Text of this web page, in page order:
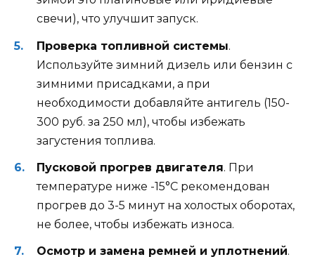
свечи), что улучшит запуск.
Проверка топливной системы.
Используйте зимний дизель или бензин с
зимними присадками, а при
необходимости добавляйте антигель (150-
300 руб. за 250 мл), чтобы избежать
загустения топлива.
Пусковой прогрев двигателя. При
температуре ниже -15°C рекомендован
прогрев до 3-5 минут на холостых оборотах,
не более, чтобы избежать износа.
Осмотр и замена ремней и уплотнений.